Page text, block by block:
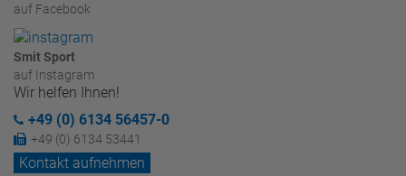
auf Facebook
Smit Sport
auf Instagram
Wir helfen Ihnen!
+49 (0) 6134 56457-0
+49 (0) 6134 53441
Kontakt aufnehmen